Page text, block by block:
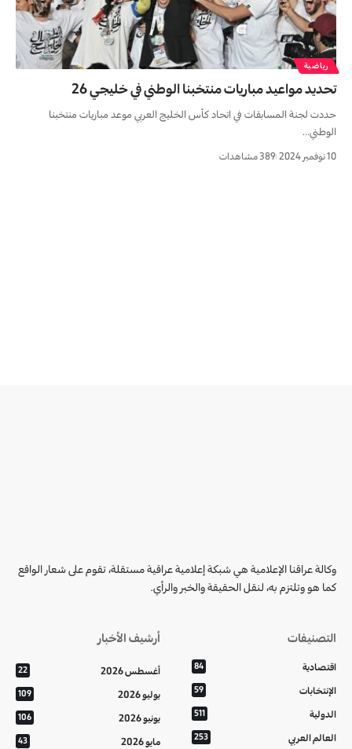
رياضية
تحديد مواعيد مباريات منتخبنا الوطني في خليجي 26
حددت لجنة المسابقات في اتحاد كأس الخليج العربي موعد مباريات منتخبنا
الوطني…
10 نوفمبر 2024 389 مشاهدات
وكالة عراقنا الإعلامية هي شبكة إعلامية عراقية مستقلة، تقوم على شعار الواقع
كما هو وتلتزم به، لنقل الحقيقة والخبر والرأي.
التصنيفات
اقتصادية 84
الإنتخابات 59
الدولية 511
العالم العربي 253
أرشيف الأخبار
أغسطس 2026 22
يوليو 2026 109
يونيو 2026 106
مايو 2026 43